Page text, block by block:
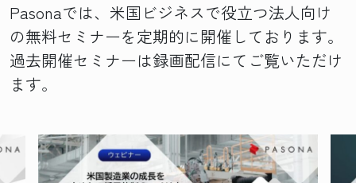
Pasonaでは、米国ビジネスで役立つ法人向け
の無料セミナーを定期的に開催しております。
過去開催セミナーは録画配信にてご覧いただけ
ます。